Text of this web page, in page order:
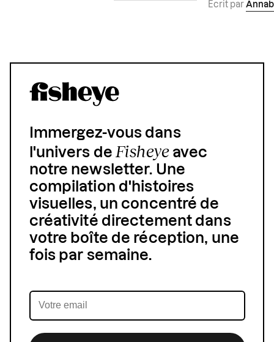
Écrit par
Immergez-vous dans
l'univers de Fisheyeavec
notre newsletter. Une
compilation d'histoires
visuelles, un concentré de
créativité directement dans
votre boîte de réception, une
fois par semaine.